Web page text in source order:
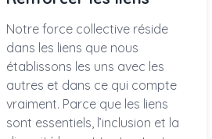
Notre force collective réside
dans les liens que nous
établissons les uns avec les
autres et dans ce qui compte
vraiment. Parce que les liens
sont essentiels, l’inclusion et la